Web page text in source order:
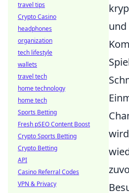
travel tips
Crypto Casino
headphones
organization
tech lifestyle
wallets
travel tech
home technology
home tech
Sports Betting
Fresh pSEO Content Boost
Crypto Sports Betting
Crypto Betting
API
Casino Referral Codes
VPN & Privacy